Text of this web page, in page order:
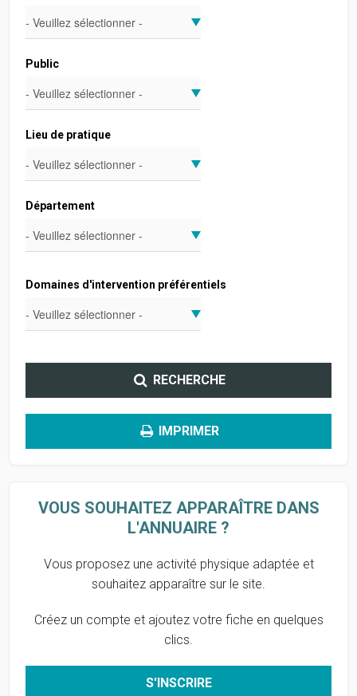
Public
Lieu de pratique
Département
Domaines d'intervention préférentiels
RECHERCHE
IMPRIMER
VOUS SOUHAITEZ APPARAÎTRE DANS
L'ANNUAIRE ?
Vous proposez une activité physique adaptée et
souhaitez apparaître sur le site.
Créez un compte et ajoutez votre fiche en quelques
clics.
S'INSCRIRE